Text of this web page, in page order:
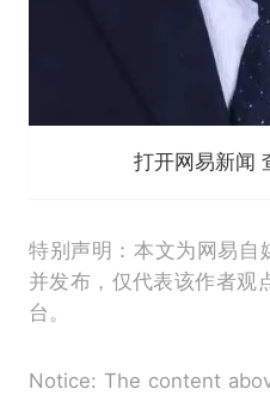
打开网易新闻
特别声明：本文为网易自
并发布，仅代表该作者观
台。
Notice: The content